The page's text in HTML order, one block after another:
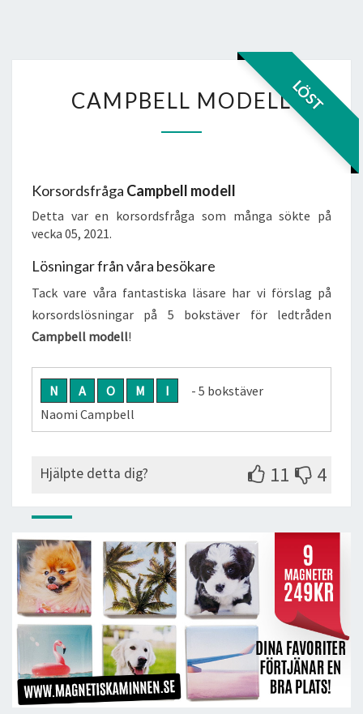
LÖST
MODELL
CAMPBELL MODELL
Korsordsfråga Campbell modell
Detta var en korsordsfråga som många sökte på
vecka 05, 2021.
Lösningar från våra besökare
Tack vare våra fantastiska läsare har vi förslag på
korsordslösningar på 5 bokstäver för ledtråden
Campbell modell!
N A O M I
- 5 bokstäver
Naomi Campbell
Hjälpte detta dig? 11 4